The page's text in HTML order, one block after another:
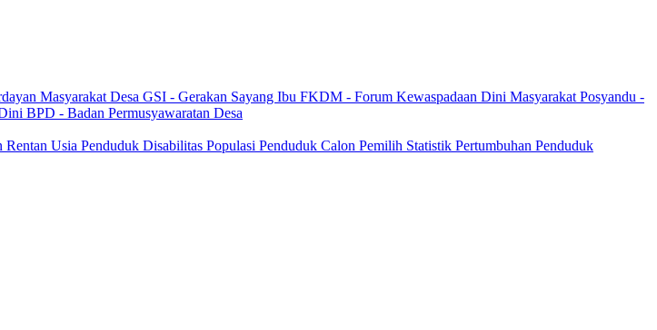
Masyarakat Desa GSI - Gerakan Sayang Ibu FKDM - Forum Kewaspadaan Dini Masyarakat Posyandu -
BPD - Badan Permusyawaratan Desa
Rentan Usia Penduduk Disabilitas Populasi Penduduk Calon Pemilih Statistik Pertumbuhan Penduduk